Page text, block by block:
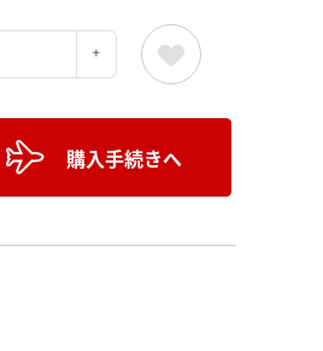
購入手続きへ